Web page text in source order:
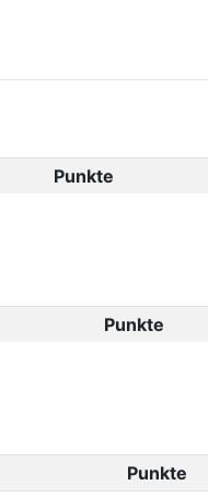
Punkte
Punkte
Punkte